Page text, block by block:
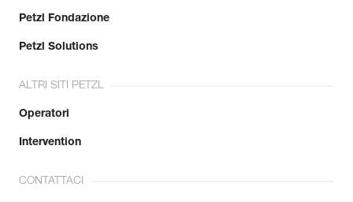
Petzl Fondazione
Petzl Solutions
ALTRI SITI PETZL
Operatori
Intervention
CONTATTACI